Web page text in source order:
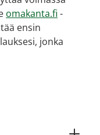
omakanta.fi -
ensin
jonka